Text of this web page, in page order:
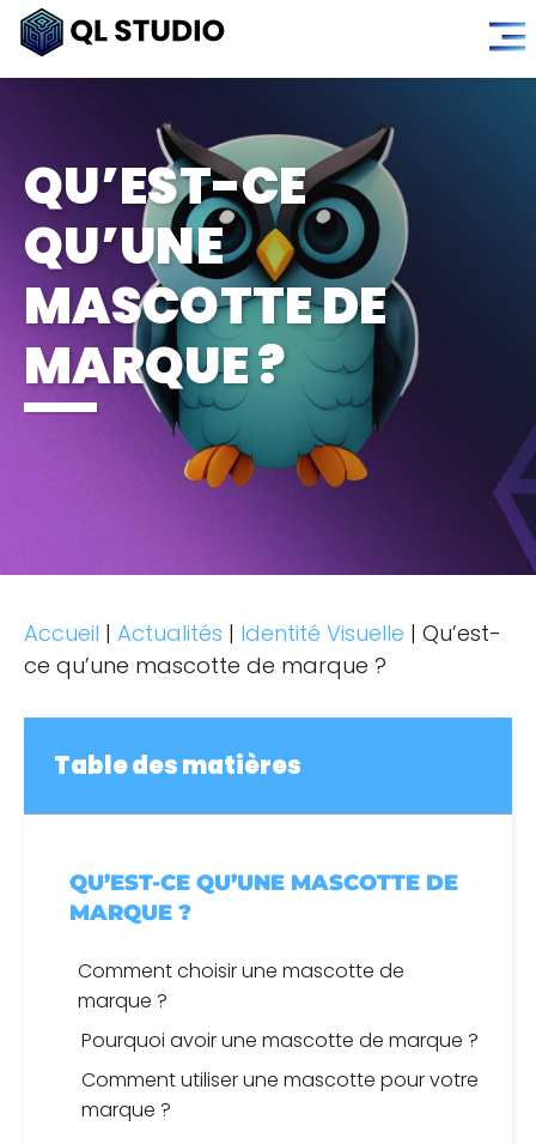
QU’EST-CE
QU’UNE
MASCOTTE DE
MARQUE ?
Accueil | Actualités | Identité Visuelle | Qu’est-
ce qu’une mascotte de marque ?
Table des matières
QU’EST-CE QU’UNE MASCOTTE DE
MARQUE ?
Comment choisir une mascotte de
marque ?
Pourquoi avoir une mascotte de marque ?
Comment utiliser une mascotte pour votre
marque ?